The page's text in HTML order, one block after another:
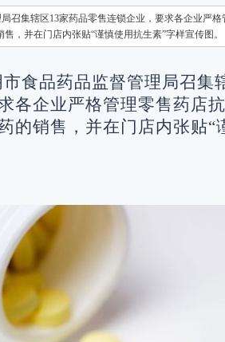
召集辖区13家药品零售连锁企业，要求各企业严
，并在门店内张贴“谨慎使用抗生素”字样宣传图。
市食品药品监督管理局召集
各企业严格管理零售药店
的销售，并在门店内张贴“